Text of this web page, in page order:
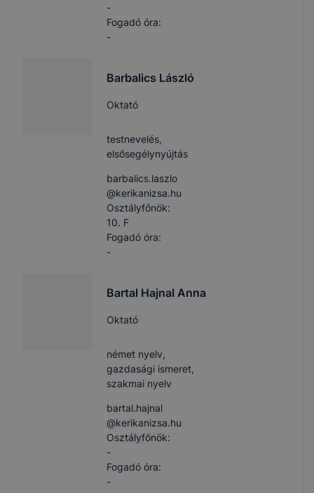
-
Fogadó óra:
-
Barbalics László
Oktató
testnevelés,
elsősegélynyújtás
barbalics.laszlo​
@kerikanizsa.hu
Osztályfőnök:
10. F
Fogadó óra:
-
Bartal Hajnal Anna
Oktató
német nyelv,
gazdasági ismeret,
szakmai nyelv
bartal.hajnal​
@kerikanizsa.hu
Osztályfőnök:
-
Fogadó óra:
-